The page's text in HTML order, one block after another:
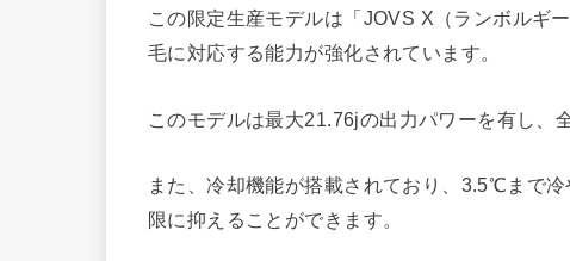
この限定生産モデルは「JOVS X（ランボルギ
毛に対応する能力が強化されています。
このモデルは最大21.76jの出力パワーを有し、
また、冷却機能が搭載されており、3.5℃まで
限に抑えることができます。